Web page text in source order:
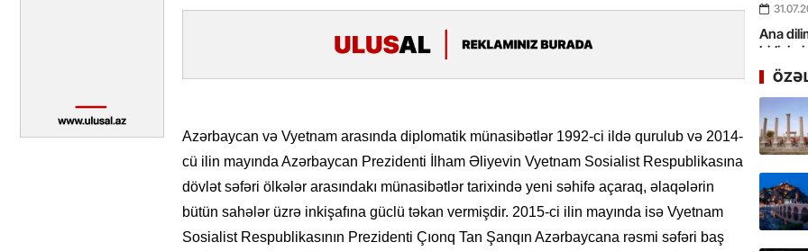
Azərbaycan və Vyetnam arasında diplomatik münasibətlər 1992-ci ildə qurulub və 2014-
cü ilin mayında Azərbaycan Prezidenti İlham Əliyevin Vyetnam Sosialist Respublikasına
dövlət səfəri ölkələr arasındakı münasibətlər tarixində yeni səhifə açaraq, əlaqələrin
bütün sahələr üzrə inkişafına güclü təkan vermişdir. 2015-ci ilin mayında isə Vyetnam
Sosialist Respublikasının Prezidenti Çıonq Tan Şanqın Azərbaycana rəsmi səfəri baş
Ana
Tarixin
İlin ilk
çox